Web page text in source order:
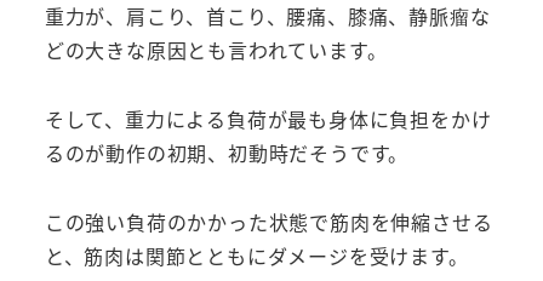
重力が、肩こり、首こり、腰痛、膝痛、静脈瘤な
どの大きな原因とも言われています。
そして、重力による負荷が最も身体に負担をかけ
るのが動作の初期、初動時だそうです。
この強い負荷のかかった状態で筋肉を伸縮させる
と、筋肉は関節とともにダメージを受けます。